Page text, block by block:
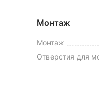
Монтаж
Монтаж
Отверстия для